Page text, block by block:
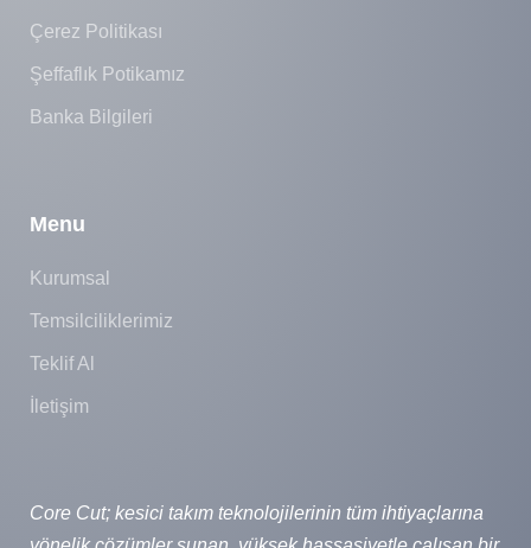
Çerez Politikası
Şeffaflık Potikamız
Banka Bilgileri
Menu
Kurumsal
Temsilciliklerimiz
Teklif Al
İletişim
Core Cut; kesici takım teknolojilerinin tüm ihtiyaçlarına